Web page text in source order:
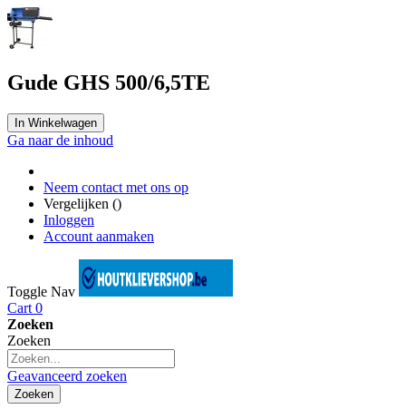
Gude GHS 500/6,5TE
In Winkelwagen
Ga naar de inhoud
Neem contact met ons op
Vergelijken ()
Inloggen
Account aanmaken
Toggle Nav
Cart 0
Zoeken
Zoeken
Geavanceerd zoeken
Zoeken